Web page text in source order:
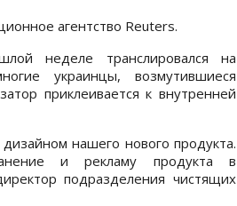
агентство Reuters.
неделе транслировался на
украинцы, возмутившиеся
приклеивается к внутренней
нашего нового продукта.
и рекламу продукта в
подразделения чистящих